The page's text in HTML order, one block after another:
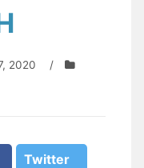
2020
/
Twitter